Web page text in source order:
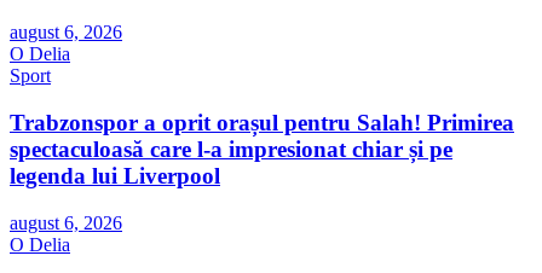
august 6, 2026
O Delia
Sport
Trabzonspor a oprit orașul pentru Salah! Primirea
spectaculoasă care l-a impresionat chiar și pe
legenda lui Liverpool
august 6, 2026
O Delia